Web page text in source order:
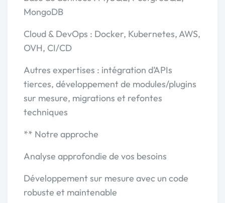
MongoDB
Cloud & DevOps : Docker, Kubernetes, AWS,
OVH, CI/CD
Autres expertises : intégration d’APIs
tierces, développement de modules/plugins
sur mesure, migrations et refontes
techniques
** Notre approche
Analyse approfondie de vos besoins
Développement sur mesure avec un code
robuste et maintenable